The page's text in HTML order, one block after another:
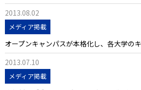
2013.08.02
メディア掲載
オープンキャンパスが本格化し、各大学の
2013.07.10
メディア掲載